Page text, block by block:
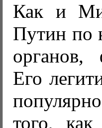
Как и
Путин по
Его
того, как